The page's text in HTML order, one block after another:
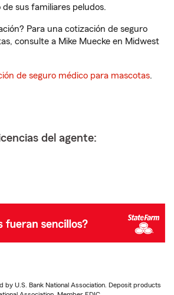
sus familiares peludos.
Para una cotización de seguro
consulte a Mike Muecke en Midwest
de seguro médico para mascotas.
del agente:
by U.S. Bank National Association. Deposit products